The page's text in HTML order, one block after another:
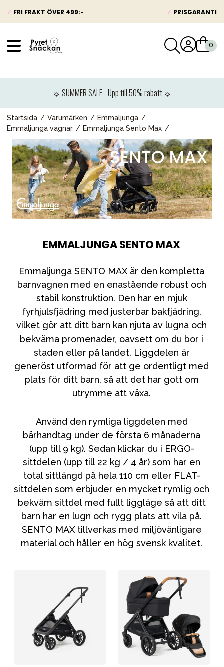
✓ FRI FRAKT ÖVER 499:- ✓ PRISGARANTI
☼ SUMMER SALE - Upp till 50% rabatt ☼
Startsida Varumärken
Emmaljunga
Emmaljunga vagnar
Emmaljunga Sento Max
EMMALJUNGA SENTO MAX
Emmaljunga SENTO MAX är den kompletta
barnvagnen med en enastående robust och
stabil konstruktion. Den har en mjuk
fyrhjulsfjädring med justerbar bakfjädring,
vilket gör att ditt barn kan njuta av lugna och
bekväma promenader, oavsett om du bor i
staden eller på landet. Liggdelen är
generöst utformad för att ge ordentligt med
plats för ditt barn, så att det har gott om
utrymme att växa.
Använd den rymliga liggdelen med
bärhandtag under de första 6 månaderna
(upp till 9 kg). Sedan klickar du i ERGO-
sittdelen (upp till 22 kg / 4 år) som har en
total sittlängd på hela 110 cm eller FLAT-
sittdelen som erbjuder en mycket rymlig och
bekväm sittdel med fullt liggläge så att ditt
barn har en lugn och rygg plats att vila på.
SENTO MAX tillverkas med miljövänligare
material och håller en hög svensk kvalitet.
Barnvagnar
Bilbarnstolar
Babypaket
Barn & Baby
Leksaker
Förälder
Möbler & bädd
Reservdelar
Kampanjer
Presenttips
Våra favoriter
Varumärken
Sol och bad Outlet
Guider
Kontakta oss
Uthyrning